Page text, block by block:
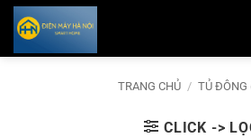
Bỏ
qua
nội
TRANG CHỦ / TỦ ĐÔNG
CLICK ->